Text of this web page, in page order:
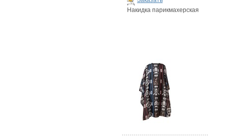
Накидка парикмахерская